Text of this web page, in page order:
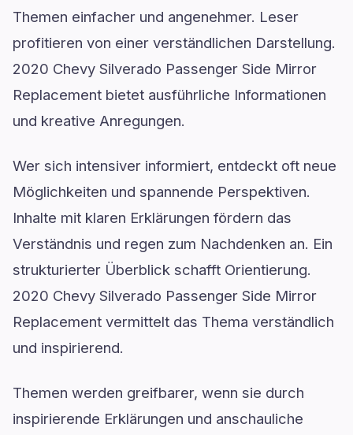
Themen einfacher und angenehmer. Leser
profitieren von einer verständlichen Darstellung.
2020 Chevy Silverado Passenger Side Mirror
Replacement bietet ausführliche Informationen
und kreative Anregungen.
Wer sich intensiver informiert, entdeckt oft neue
Möglichkeiten und spannende Perspektiven.
Inhalte mit klaren Erklärungen fördern das
Verständnis und regen zum Nachdenken an. Ein
strukturierter Überblick schafft Orientierung.
2020 Chevy Silverado Passenger Side Mirror
Replacement vermittelt das Thema verständlich
und inspirierend.
Themen werden greifbarer, wenn sie durch
inspirierende Erklärungen und anschauliche